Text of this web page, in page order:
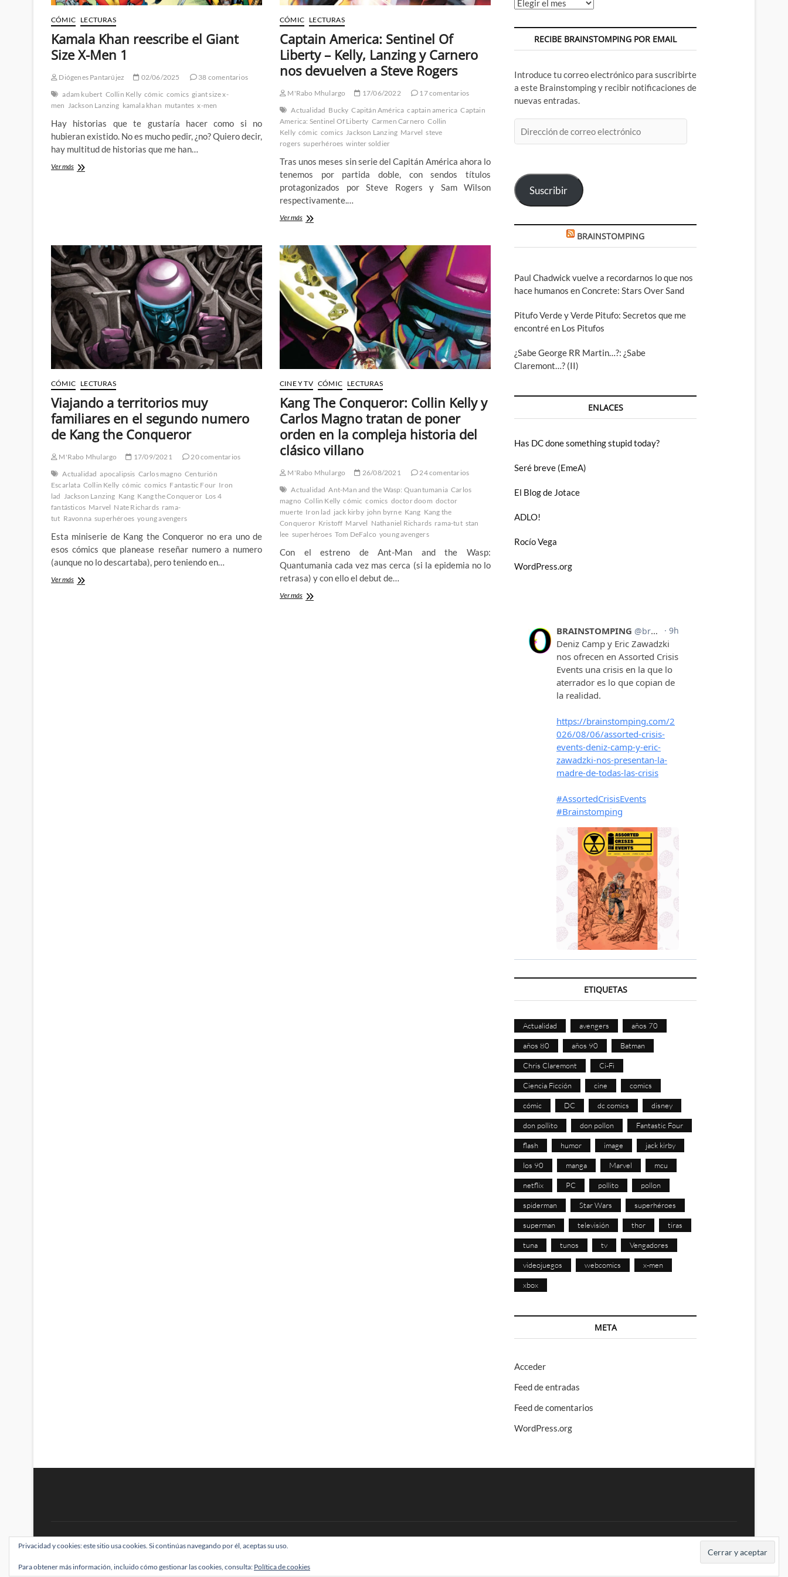
CÓMIC LECTURAS
Kamala Khan reescribe el Giant
Size X-Men 1
Diógenes Pantarújez 02/06/2025
38 comentarios
adam kubert Collin Kelly cómic comics giant size x-
men Jackson Lanzing kamala khan mutantes x-men
Hay historias que te gustaría hacer como si no
hubieran existido. No es mucho pedir, ¿no? Quiero decir,
hay multitud de historias que me han…
Ver másKamala
CÓMIC LECTURAS
Captain America: Sentinel Of
Liberty – Kelly, Lanzing y Carnero
nos devuelven a Steve Rogers
M'Rabo Mhulargo 17/06/2022
17 comentarios
Actualidad Bucky Capitán América captain america Captain
America: Sentinel Of Liberty Carmen Carnero Collin
Kelly cómic comics Jackson Lanzing Marvel steve
rogers superhéroes winter soldier
Tras unos meses sin serie del Capitán América ahora lo
tenemos por partida doble, con sendos títulos
protagonizados por Steve Rogers y Sam Wilson
respectivamente.…
Ver másCaptain
Of
Liberty
–
Kelly,
Lanzing
y
Carnero
nos
devuelven
a
Steve
Rogers
CÓMIC LECTURAS
Viajando a territorios muy
familiares en el segundo numero
de Kang the Conqueror
M'Rabo Mhulargo 17/09/2021
20 comentarios
Actualidad apocalipsis Carlos magno Centurión
Escarlata Collin Kelly cómic comics Fantastic Four Iron
lad Jackson Lanzing Kang Kang the Conqueror Los 4
fantásticos Marvel Nate Richards rama-
tut Ravonna superhéroes young avengers
Esta miniserie de Kang the Conqueror no era uno de
esos cómics que planease reseñar numero a numero
(aunque no lo descartaba), pero teniendo en…
Ver másViajando
CINE Y TV CÓMIC LECTURAS
Kang The Conqueror: Collin Kelly y
Carlos Magno tratan de poner
orden en la compleja historia del
clásico villano
M'Rabo Mhulargo 26/08/2021
24 comentarios
Actualidad Ant-Man and the Wasp: Quantumania Carlos
magno Collin Kelly cómic comics doctor doom doctor
muerte Iron lad jack kirby john byrne Kang Kang the
Conqueror Kristoff Marvel Nathaniel Richards rama-tut stan
lee superhéroes Tom DeFalco young avengers
Con el estreno de Ant-Man and the Wasp:
Quantumania cada vez mas cerca (si la epidemia no lo
retrasa) y con ello el debut de…
Ver másKang
Archivos
RECIBE BRAINSTOMPING POR EMAIL
Introduce tu correo electrónico para suscribirte
a este Brainstomping y recibir notificaciones de
nuevas entradas.
de
Suscribir
BRAINSTOMPING
Paul Chadwick vuelve a recordarnos lo que nos
hace humanos en Concrete: Stars Over Sand
Pitufo Verde y Verde Pitufo: Secretos que me
encontré en Los Pitufos
¿Sabe George RR Martin…?: ¿Sabe
Claremont…? (II)
ENLACES
Has DC done something stupid today?
Seré breve (EmeA)
El Blog de Jotace
ADLO!
Rocío Vega
WordPress.org
ETIQUETAS
Actualidad avengers años 70
años 80 años 90 Batman
Chris Claremont Ci-Fi
Ciencia Ficción cine comics
cómic DC dc comics disney
don pollito don pollon Fantastic Four
flash humor image jack kirby
los 90 manga Marvel mcu
netflix PC pollito pollon
spiderman Star Wars superhéroes
superman televisión thor tiras
tuna tunos tv Vengadores
videojuegos webcomics x-men
xbox
META
Acceder
Feed de entradas
Feed de comentarios
WordPress.org
BRAINSTOMPING| Diseñado por:Theme Freesia|WordPress| © Todos los derechos reservados
Privacidad y cookies: este sitio usa cookies. Si continúas navegando por él, aceptas su uso.
Para obtener más información, incluido cómo gestionar las cookies, consulta: Política de cookies